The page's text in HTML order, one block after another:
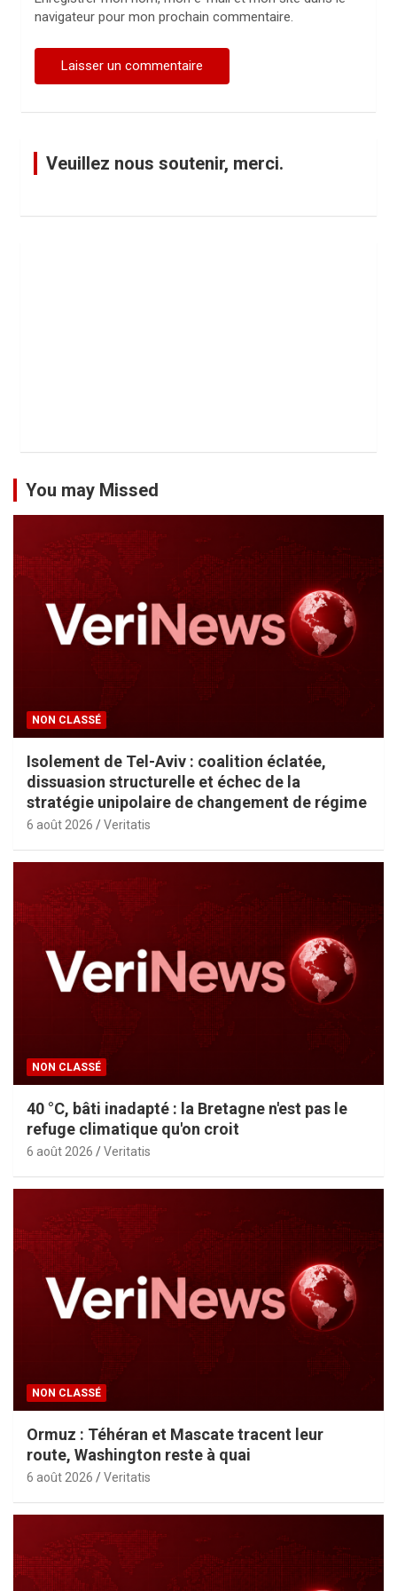
navigateur pour mon prochain commentaire.
Veuillez nous soutenir, merci.
You may Missed
NON CLASSÉ
Isolement de Tel-Aviv : coalition éclatée,
dissuasion structurelle et échec de la
stratégie unipolaire de changement de régime
6 août 2026 Veritatis
NON CLASSÉ
40 °C, bâti inadapté : la Bretagne n'est pas le
refuge climatique qu'on croit
6 août 2026 Veritatis
NON CLASSÉ
Ormuz : Téhéran et Mascate tracent leur
route, Washington reste à quai
6 août 2026 Veritatis